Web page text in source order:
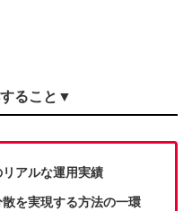
ること▼
アルな運用実績
を実現する方法の一環